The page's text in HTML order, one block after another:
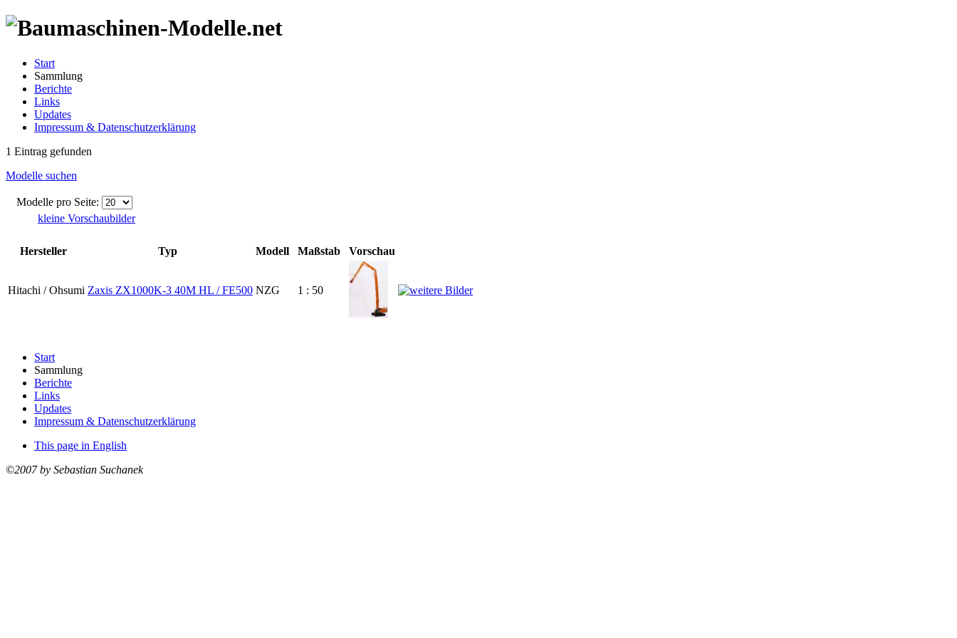
Start
Sammlung
Berichte
Links
Updates
Impressum & Datenschutzerklärung
1 Eintrag gefunden
Modelle suchen
Modelle pro Seite:
kleine Vorschaubilder
Hersteller Typ Modell Maßstab Vorschau
Hitachi / Ohsumi Zaxis ZX1000K-3 40M HL / FE500 NZG 1 : 50
Start
Sammlung
Berichte
Links
Updates
Impressum & Datenschutzerklärung
This page in English
©2007 by Sebastian Suchanek